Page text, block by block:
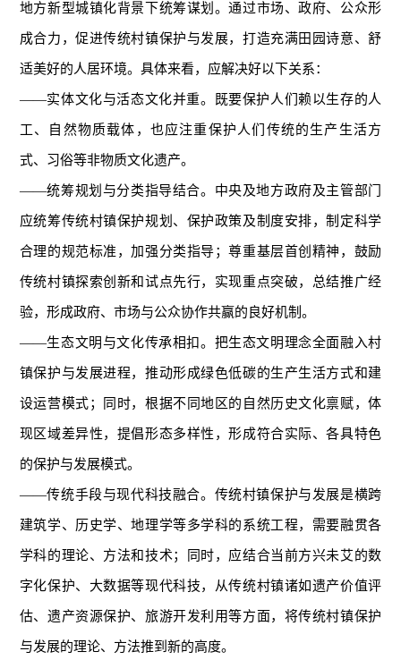
地方新型城镇化背景下统筹谋划。通过市场、政府、公众形
成合力，促进传统村镇保护与发展，打造充满田园诗意、舒
适美好的人居环境。具体来看，应解决好以下关系：
——实体文化与活态文化并重。既要保护人们赖以生存的人
工、自然物质载体，也应注重保护人们传统的生产生活方
式、习俗等非物质文化遗产。
——统筹规划与分类指导结合。中央及地方政府及主管部门
应统筹传统村镇保护规划、保护政策及制度安排，制定科学
合理的规范标准，加强分类指导；尊重基层首创精神，鼓励
传统村镇探索创新和试点先行，实现重点突破，总结推广经
验，形成政府、市场与公众协作共赢的良好机制。
——生态文明与文化传承相扣。把生态文明理念全面融入村
镇保护与发展进程，推动形成绿色低碳的生产生活方式和建
设运营模式；同时，根据不同地区的自然历史文化禀赋，体
现区域差异性，提倡形态多样性，形成符合实际、各具特色
的保护与发展模式。
——传统手段与现代科技融合。传统村镇保护与发展是横跨
建筑学、历史学、地理学等多学科的系统工程，需要融贯各
学科的理论、方法和技术；同时，应结合当前方兴未艾的数
字化保护、大数据等现代科技，从传统村镇诸如遗产价值评
估、遗产资源保护、旅游开发利用等方面，将传统村镇保护
与发展的理论、方法推到新的高度。